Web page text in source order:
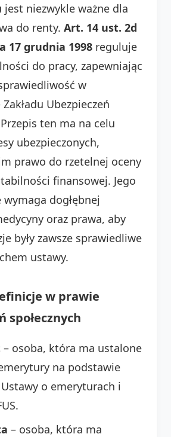
niezwykle ważne dla
do renty. Art. 14 ust. 2d
17 grudnia 1998 reguluje
do pracy, zapewniając
w
Ubezpieczeń
Przepis ten ma na celu
ubezpieczonych,
prawo do rzetelnej oceny
finansowej. Jego
dogłębnej
oraz prawa, aby
były zawsze sprawiedliwe
ustawy.
w prawie
społecznych
– osoba, która ma ustalone
na podstawie
o emeryturach i
– osoba, która ma